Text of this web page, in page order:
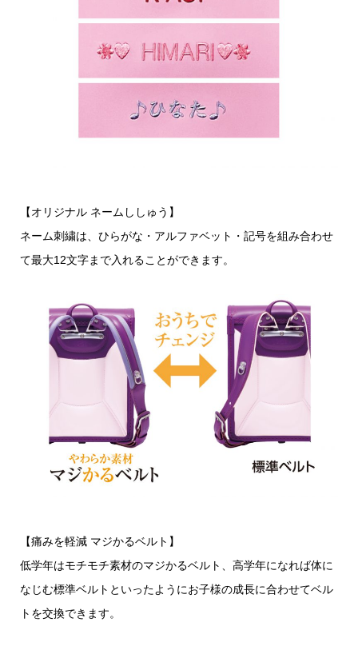
【オリジナル ネームししゅう】
ネーム刺繍は、ひらがな・アルファベット・記号を組み合わせ
て最大12文字まで入れることができます。
【痛みを軽減 マジかるベルト】
低学年はモチモチ素材のマジかるベルト、高学年になれば体に
なじむ標準ベルトといったようにお子様の成長に合わせてベル
トを交換できます。